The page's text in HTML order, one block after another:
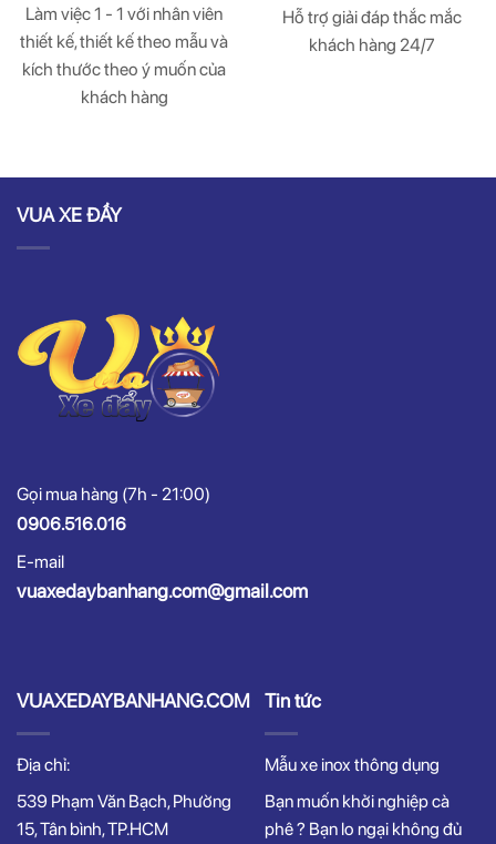
Làm việc 1 - 1 với nhân viên
thiết kế, thiết kế theo mẫu và
kích thước theo ý muốn của
khách hàng
Hỗ trợ giải đáp thắc mắc
khách hàng 24/7
VUA XE ĐẨY
Gọi mua hàng (7h - 21:00)
0906.516.016
E-mail
vuaxedaybanhang.com@gmail.com
VUAXEDAYBANHANG.COM
Địa chỉ:
539 Phạm Văn Bạch, Phường
15, Tân bình, TP.HCM
Tin tức
Mẫu xe inox thông dụng
Bạn muốn khởi nghiệp cà
phê ? Bạn lo ngại không đủ